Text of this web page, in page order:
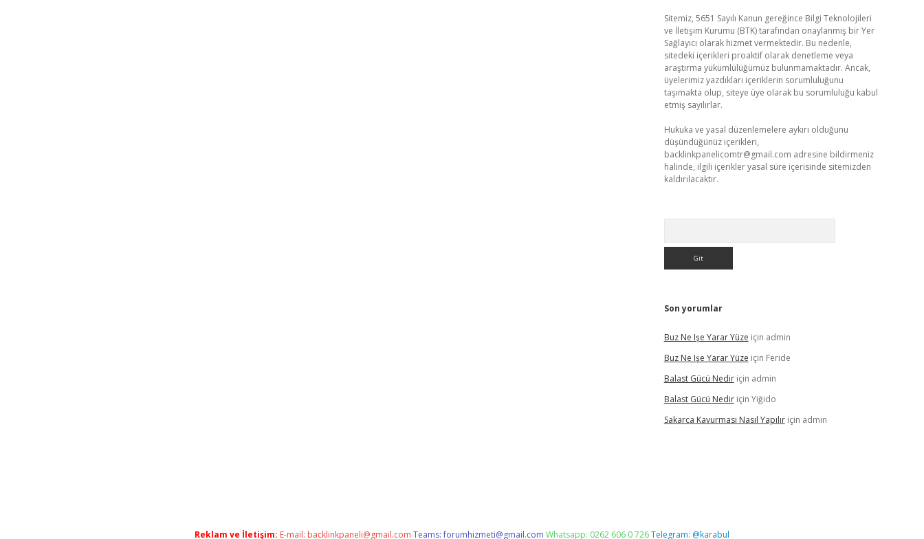
Sitemiz, 5651 Sayılı Kanun gereğince Bilgi Teknolojileri
ve İletişim Kurumu (BTK) tarafından onaylanmış bir Yer
Sağlayıcı olarak hizmet vermektedir. Bu nedenle,
sitedeki içerikleri proaktif olarak denetleme veya
araştırma yükümlülüğümüz bulunmamaktadır. Ancak,
üyelerimiz yazdıkları içeriklerin sorumluluğunu
taşımakta olup, siteye üye olarak bu sorumluluğu kabul
etmiş sayılırlar.
Hukuka ve yasal düzenlemelere aykırı olduğunu
düşündüğünüz içerikleri,
backlinkpanelicomtr@gmail.com adresine bildirmeniz
halinde, ilgili içerikler yasal süre içerisinde sitemizden
kaldırılacaktır.
Son yorumlar
Buz Ne Işe Yarar Yüze için admin
Buz Ne Işe Yarar Yüze için Feride
Balast Gücü Nediriçin admin
Balast Gücü Nediriçin Yiğido
Sakarca Kavurması Nasıl Yapılıriçin admin
Reklam ve İletişim: E-mail: backlinkpaneli@gmail.com Teams:forumhizmeti@gmail.com Whatsapp: 0262 606 0 726Telegram: @karabul